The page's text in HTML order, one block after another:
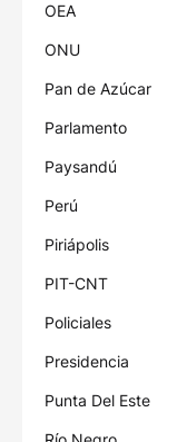
OEA
ONU
Pan de Azúcar
Parlamento
Paysandú
Perú
Piriápolis
PIT-CNT
Policiales
Presidencia
Punta Del Este